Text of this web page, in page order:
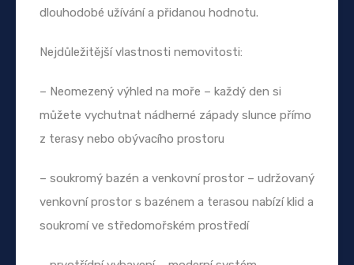
dlouhodobé užívání a přidanou hodnotu.
Nejdůležitější vlastnosti nemovitosti:
– Neomezený výhled na moře – každý den si
můžete vychutnat nádherné západy slunce přímo
z terasy nebo obývacího prostoru
– soukromý bazén a venkovní prostor – udržovaný
venkovní prostor s bazénem a terasou nabízí klid a
soukromí ve středomořském prostředí